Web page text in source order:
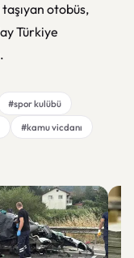
otobüs,
Türkiye
#spor kulübü
#kamu vicdanı